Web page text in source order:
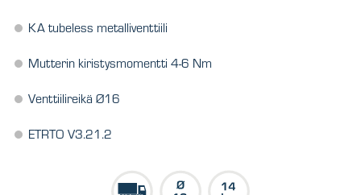
KA tubeless metalliventtiili
Mutterin kiristysmomentti 4-6 Nm
Venttiilireikä Ø16
ETRTO V3.21.2